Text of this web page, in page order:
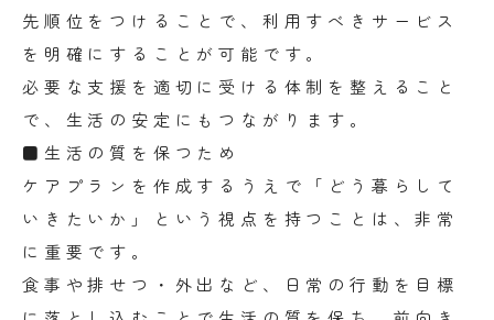
先順位をつけることで、利用すべきサービス
を明確にすることが可能です。
必要な支援を適切に受ける体制を整えること
で、生活の安定にもつながります。
■生活の質を保つため
ケアプランを作成するうえで「どう暮らして
いきたいか」という視点を持つことは、非常
に重要です。
食事や排せつ・外出など、日常の行動を目標